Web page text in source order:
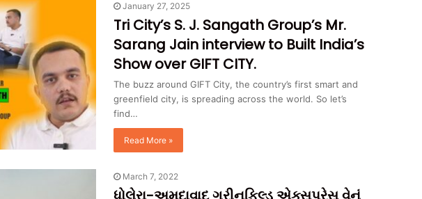
January 27, 2025
Tri City’s S. J. Sangath Group’s Mr.
Sarang Jain interview to Built India’s
Show over GIFT CITY.
The buzz around GIFT City, the country’s first smart and
greenfield city, is spreading across the world. So let’s
find…
Read More »
March 7, 2022